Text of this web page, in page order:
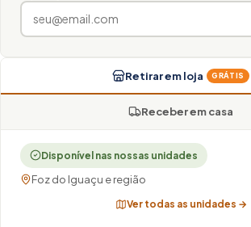
Retirar em loja GRÁTIS
Receber em casa
Disponível nas nossas unidades
Foz do Iguaçu e região
Ver todas as unidades →